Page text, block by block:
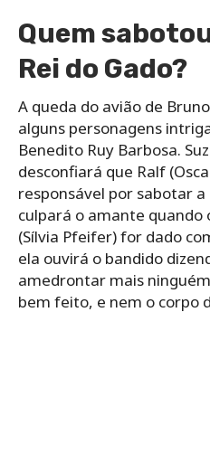
Quem
Rei do Gado?
A queda do avião de
alguns personagens
Benedito Ruy Barbosa.
desconfiará que Ralf
responsável por sabotar
culpará o amante quando
(Sílvia Pfeifer) for dado
ela ouvirá o bandido
amedrontar mais
bem feito, e nem o corpo